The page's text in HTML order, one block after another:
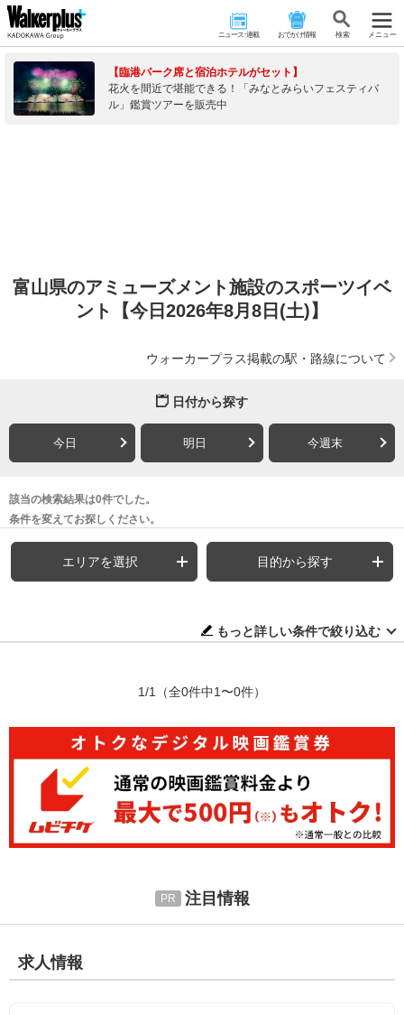
ニュース･連載 おでかけ情報 検 索 メニュー
【臨港パーク席と宿泊ホテルがセット】
花火を間近で堪能できる！「みなとみらいフェスティバ
ル」鑑賞ツアーを販売中
富山県のアミューズメント施設のスポーツイベ
ント【今日2026年8月8日(土)】
ウォーカープラス掲載の駅・路線について
日付から探す
今日 明日 今週末
該当の検索結果は0件でした。
条件を変えてお探しください。
エリアを選択 目的から探す
もっと詳しい条件で絞り込む
1/1 （全0件中1〜0件）
注目情報
求人情報